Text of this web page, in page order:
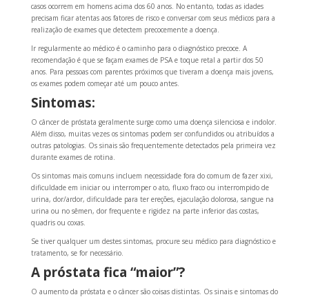
casos ocorrem em homens acima dos 60 anos. No entanto, todas as idades
precisam ficar atentas aos fatores de risco e conversar com seus médicos para a
realização de exames que detectem precocemente a doença.
Ir regularmente ao médico é o caminho para o diagnóstico precoce. A
recomendação é que se façam exames de PSA e toque retal a partir dos 50
anos. Para pessoas com parentes próximos que tiveram a doença mais jovens,
os exames podem começar até um pouco antes.
Sintomas:
O câncer de próstata geralmente surge como uma doença silenciosa e indolor.
Além disso, muitas vezes os sintomas podem ser confundidos ou atribuídos a
outras patologias. Os sinais são frequentemente detectados pela primeira vez
durante exames de rotina.
Os sintomas mais comuns incluem necessidade fora do comum de fazer xixi,
dificuldade em iniciar ou interromper o ato, fluxo fraco ou interrompido de
urina, dor/ardor, dificuldade para ter ereções, ejaculação dolorosa, sangue na
urina ou no sêmen, dor frequente e rigidez na parte inferior das costas,
quadris ou coxas.
Se tiver qualquer um destes sintomas, procure seu médico para diagnóstico e
tratamento, se for necessário.
A próstata fica “maior”?
O aumento da próstata e o câncer são coisas distintas. Os sinais e sintomas do